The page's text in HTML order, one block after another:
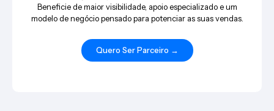
Beneficie de maior visibilidade, apoio especializado e um
modelo de negócio pensado para potenciar as suas vendas.
Quero Ser Parceiro →